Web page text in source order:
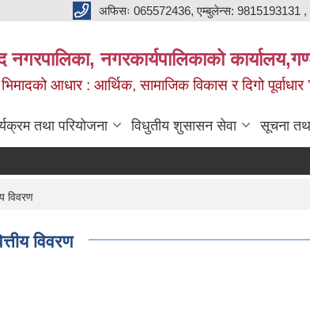
अफिसः 065572436, ‍‍एम्बुलेन्स: 9815193131
नगरपालिका, नगरकार्यपालिकाको
भिमादको आधार : आर्थिक, सामाजिक विकास र दिगो पूर्वाधार
तथा परियोजना विधुतीय शुसासन सेवा सूचना
विवरण
विवरण